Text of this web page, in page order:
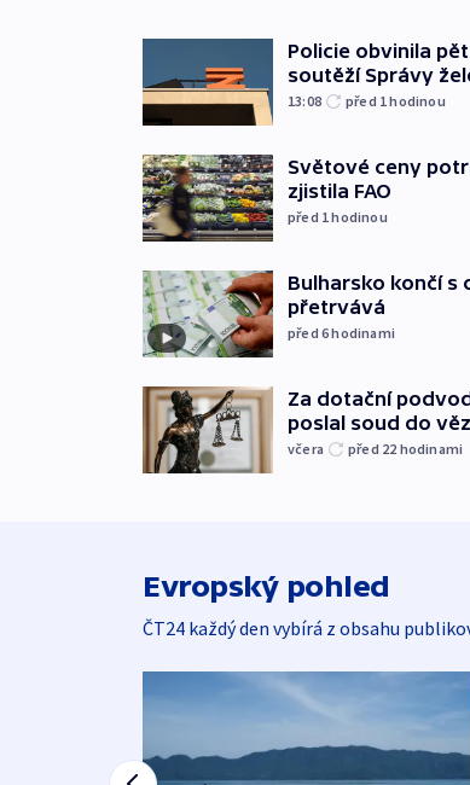
Policie obvinila
soutěží Správy
13:08 před 1hodinou
Světové ceny
zjistila FAO
před 1hodinou
Bulharsko končí s
přetrvává
před 6hodinami
Za dotační
poslal soud do
včera před 22 hodinami
Evropský pohled
ČT24 každý den vybírá z obsahu